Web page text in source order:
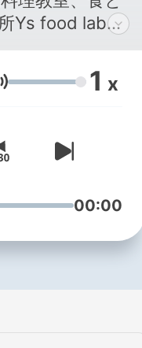
Ys food labo
）がお送り
。管理栄養
トラクターの
理が楽しくな
します。
します！】◇
放送でお話し
せています）
食べたいち
ネル
音量 1 x
00:00